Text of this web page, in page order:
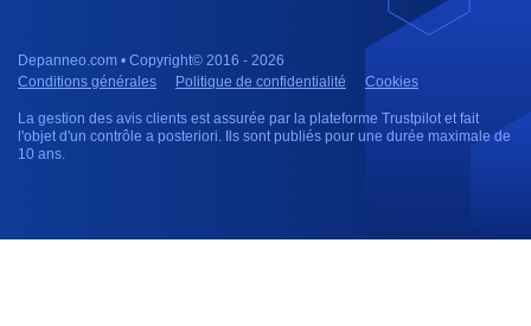
Depanneo.com • Copyright© 2016 - 2026
Conditions générales
Politique de confidentialité Cookies
La gestion des avis clients est assurée par la plateforme Trustpilot et fait
l'objet d'un contrôle a posteriori. Ils sont publiés pour une durée maximale de
10 ans.